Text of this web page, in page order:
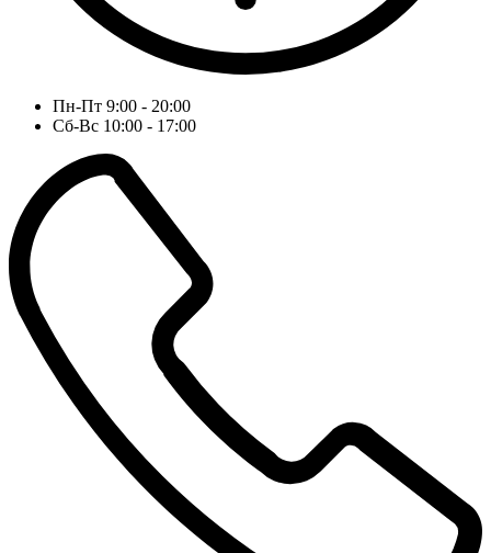
Пн-Пт 9:00 - 20:00
Сб-Вс 10:00 - 17:00